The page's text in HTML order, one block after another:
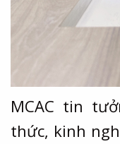
MCAC tin
thức, kinh